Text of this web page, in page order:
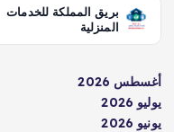
بريق المملكة للخدمات
المنزلية
أغسطس 2026
يوليو 2026
يونيو 2026